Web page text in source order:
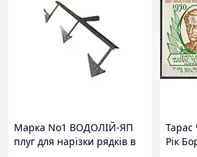
Марка No1 ВОДОЛІЙ-ЯП
плуг для нарізки рядків в
Рік